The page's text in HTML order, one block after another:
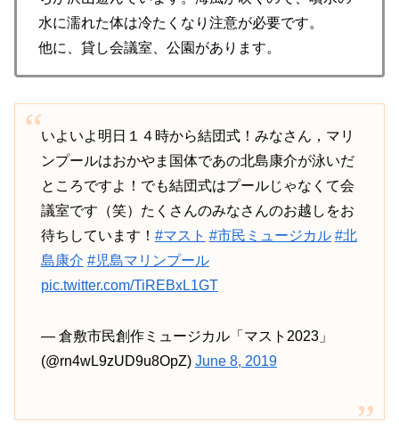
水に濡れた体は冷たくなり注意が必要です。
他に、貸し会議室、公園があります。
いよいよ明日１４時から結団式！みなさん，マリ
ンプールはおかやま国体であの北島康介が泳いだ
ところですよ！でも結団式はプールじゃなくて会
議室です（笑）たくさんのみなさんのお越しをお
待ちしています！ #マスト #市民ミュージカル #北
島康介 #児島マリンプール
pic.twitter.com/TiREBxL1GT
— 倉敷市民創作ミュージカル「マスト2023」
(@rn4wL9zUD9u8OpZ) June 8, 2019